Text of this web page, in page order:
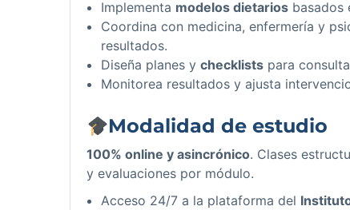
Implementa modelos dietarios basados
Coordina con medicina, enfermería y
resultados.
Diseña planes y checklists para
Monitorea resultados y ajusta
Modalidad de estudio
100% online y asincrónico. Clases
y evaluaciones por módulo.
Acceso 24/7 a la plataforma del